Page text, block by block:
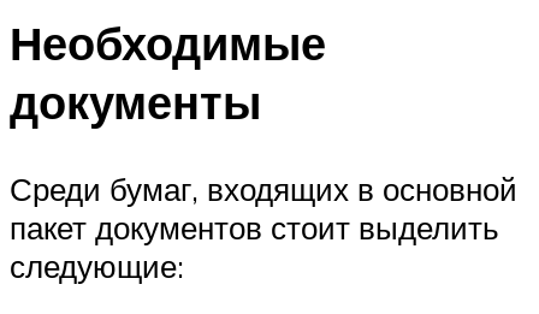
Необходимые
документы
Среди бумаг, входящих в основной
пакет документов стоит выделить
следующие: